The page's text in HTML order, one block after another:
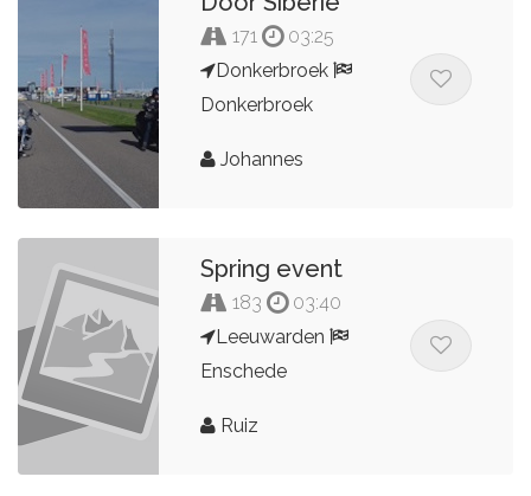
171
03:25
Donkerbroek
Donkerbroek
Johannes
Spring event
183
03:40
Leeuwarden
Enschede
Ruiz